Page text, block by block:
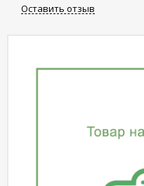
конфиденциальности
Оставить отзыв